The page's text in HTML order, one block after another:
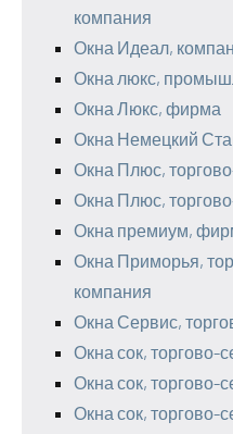
компания
Окна Идеал,
Окна люкс,
Окна Люкс, фирма
Окна Немецкий
Окна Плюс,
Окна Плюс,
Окна премиум,
Окна Приморья,
компания
Окна Сервис,
Окна сок, торгово-
Окна сок, торгово-
Окна сок, торгово-